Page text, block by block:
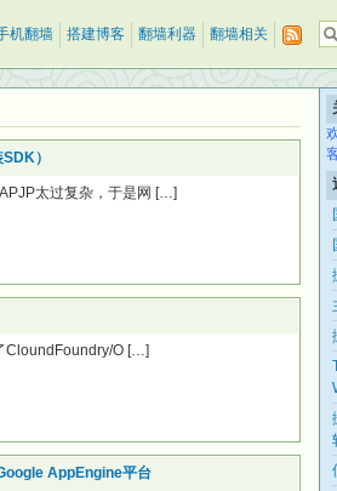
机翻墙 搭建博客 翻墙利器 翻墙相关
）
太过复杂，于是网 […]
CloundFoundry/O […]
AppEngine平台